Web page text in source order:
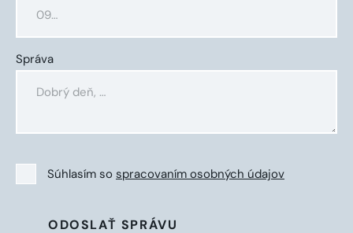
Správa
Súhlasím so spracovaním osobných údajov
ODOSLAŤ SPRÁVU